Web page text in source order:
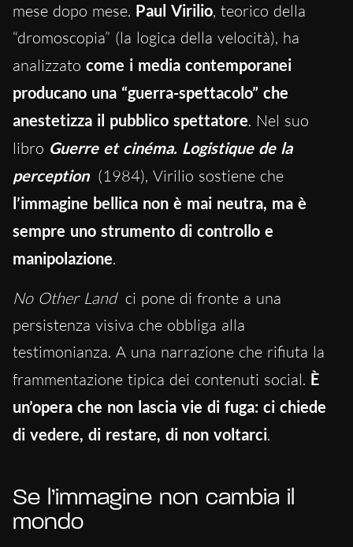
mese dopo mese. Paul Virilio, teorico della
“dromoscopia” (la logica della velocità), ha
analizzato come i media contemporanei
producano una “guerra-spettacolo” che
anestetizza il pubblico spettatore. Nel suo
libro Guerre et cinéma. Logistique de la
perception (1984), Virilio sostiene che
l’immagine bellica non è mai neutra, ma è
sempre uno strumento di controllo e
manipolazione.
No Other Land ci pone di fronte a una
persistenza visiva che obbliga alla
testimonianza. A una narrazione che rifiuta la
frammentazione tipica dei contenuti social. È
un’opera che non lascia vie di fuga: ci chiede
di vedere, di restare, di non voltarci.
Se l’immagine non cambia il
mondo